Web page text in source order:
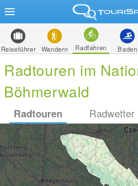
Reiseführer Wandern Radfahren Baden
Radtouren im
Böhmerwald
Radtouren Radwetter